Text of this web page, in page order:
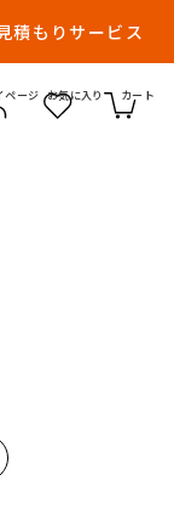
積もりサービス
ページ お気に入り カート